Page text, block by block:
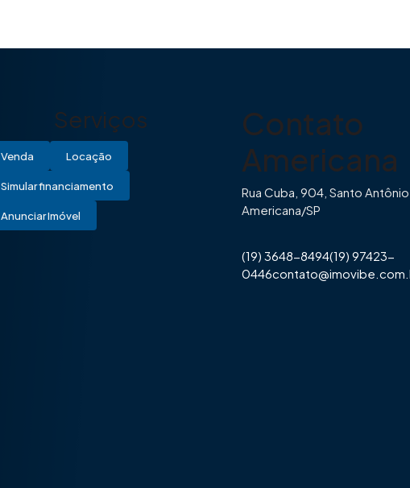
Serviços
Venda Locação
Simular financiamento
Anunciar Imóvel
Contato
Americana
Rua Cuba, 904, Santo Antônio.
Americana/SP
(19) 3648-8494(19) 97423-
0446